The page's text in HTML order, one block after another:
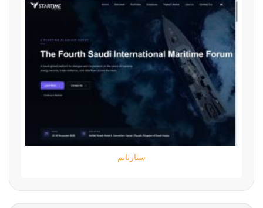
ستارتايم